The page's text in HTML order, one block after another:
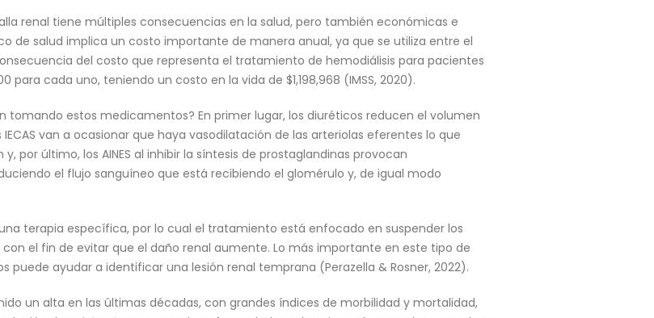
renal tiene múltiples consecuencias en la salud, pero también económicas e
de salud implica un costo importante de manera anual, ya que se utiliza entre el
del costo que representa el tratamiento de hemodiálisis para pacientes
cada uno, teniendo un costo en la vida de $1,198,968 (IMSS, 2020).
tomando estos medicamentos? En primer lugar, los diuréticos reducen el volumen
van a ocasionar que haya vasodilatación de las arteriolas eferentes lo que
por último, los AINES al inhibir la síntesis de prostaglandinas provocan
el flujo sanguíneo que está recibiendo el glomérulo y, de igual modo
terapia específica, por lo cual el tratamiento está enfocado en suspender los
el fin de evitar que el daño renal aumente. Lo más importante en este tipo de
puede ayudar a identificar una lesión renal temprana (Perazella & Rosner, 2022).
un alta en las últimas décadas, con grandes índices de morbilidad y mortalidad,